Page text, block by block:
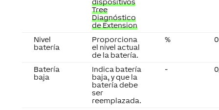
dispositivos
Tree
Diagnóstico
de Extension
Nivel
batería
Proporciona
el nivel actual
de la batería.
%
Batería
baja
Indica batería
baja, y que la
batería debe
ser
reemplazada.
-